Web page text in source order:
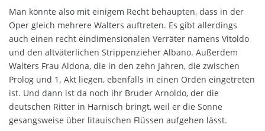
Man könnte also mit einigem Recht behaupten, dass in der
Oper gleich mehrere Walters auftreten. Es gibt allerdings
auch einen recht eindimensionalen Verräter namens Vitoldo
und den altväterlichen Strippenzieher Albano. Außerdem
Walters Frau Aldona, die in den zehn Jahren, die zwischen
Prolog und 1. Akt liegen, ebenfalls in einen Orden eingetreten
ist. Und dann ist da noch ihr Bruder Arnoldo, der die
deutschen Ritter in Harnisch bringt, weil er die Sonne
gesangsweise über litauischen Flüssen aufgehen lässt.